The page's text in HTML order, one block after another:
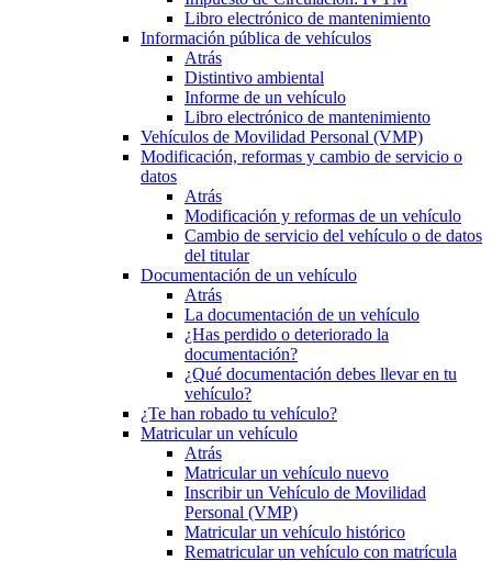
Libro electrónico de mantenimiento
Información pública de vehículos
Atrás
Distintivo ambiental
Informe de un vehículo
Libro electrónico de mantenimiento
Vehículos de Movilidad Personal (VMP)
Modificación, reformas y cambio de servicio o
datos
Atrás
Modificación y reformas de un vehículo
Cambio de servicio del vehículo o de datos
del titular
Documentación de un vehículo
Atrás
La documentación de un vehículo
¿Has perdido o deteriorado la
documentación?
¿Qué documentación debes llevar en tu
vehículo?
¿Te han robado tu vehículo?
Matricular un vehículo
Atrás
Matricular un vehículo nuevo
Inscribir un Vehículo de Movilidad
Personal (VMP)
Matricular un vehículo histórico
Rematricular un vehículo con matrícula